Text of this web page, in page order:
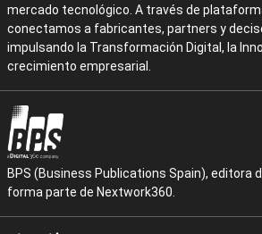
mercado tecnológico. A través de
conectamos a fabricantes, partners y
impulsando la Transformación Digital, la
crecimiento empresarial.
BPS (Business Publications Spain), editora
forma parte de Nextwork360.